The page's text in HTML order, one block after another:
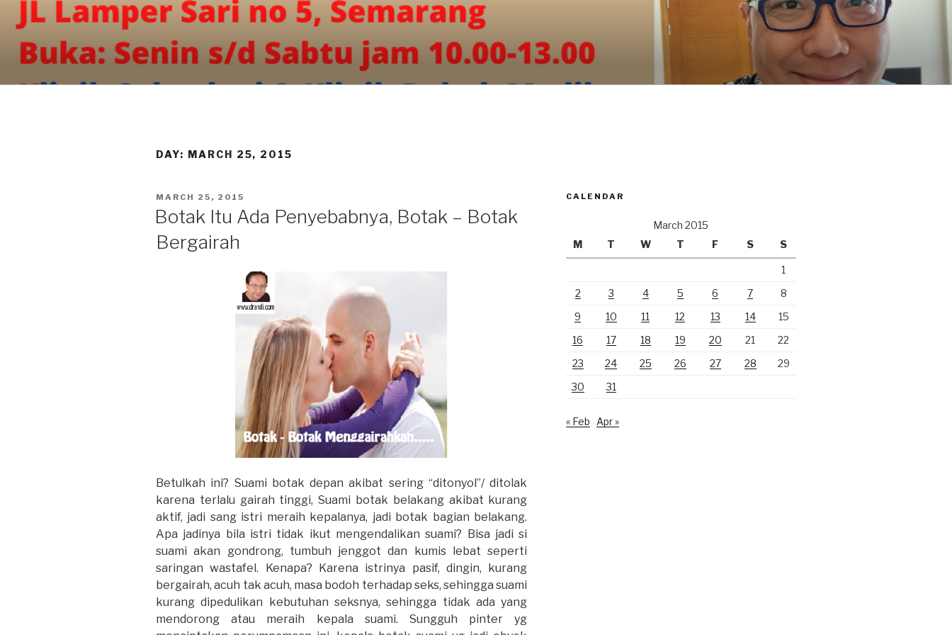
content
DAY: MARCH 25, 2015
POSTED
MARCH 25, 2015
Botak Itu Ada Penyebabnya, Botak – Botak
Bergairah
Betulkah ini? Suami botak depan akibat sering “ditonyol”/ ditolak
karena terlalu gairah tinggi, Suami botak belakang akibat kurang
aktif, jadi sang istri meraih kepalanya, jadi botak bagian belakang.
Apa jadinya bila istri tidak ikut mengendalikan suami? Bisa jadi si
suami akan gondrong, tumbuh jenggot dan kumis lebat seperti
saringan wastafel. Kenapa? Karena istrinya pasif, dingin, kurang
bergairah, acuh tak acuh, masa bodoh terhadap seks, sehingga suami
kurang dipedulikan kebutuhan seksnya, sehingga tidak ada yang
mendorong atau meraih kepala suami. Sungguh pinter yg
CALENDAR
March 2015
M
T W T F S S
1
2
3 4 5 6 7
8
9
10 11 12 13 14
15
16
17 18 19 20 21
22
23
24 25 26 27 28
29
30
31
« Feb Apr »